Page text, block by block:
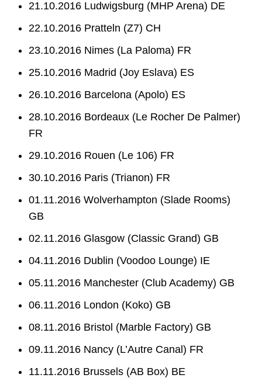
21.10.2016 Ludwigsburg (MHP Arena) DE
22.10.2016 Pratteln (Z7) CH
23.10.2016 Nimes (La Paloma) FR
25.10.2016 Madrid (Joy Eslava) ES
26.10.2016 Barcelona (Apolo) ES
28.10.2016 Bordeaux (Le Rocher De Palmer)
FR
29.10.2016 Rouen (Le 106) FR
30.10.2016 Paris (Trianon) FR
01.11.2016 Wolverhampton (Slade Rooms)
GB
02.11.2016 Glasgow (Classic Grand) GB
04.11.2016 Dublin (Voodoo Lounge) IE
05.11.2016 Manchester (Club Academy) GB
06.11.2016 London (Koko) GB
08.11.2016 Bristol (Marble Factory) GB
09.11.2016 Nancy (L’Autre Canal) FR
11.11.2016 Brussels (AB Box) BE